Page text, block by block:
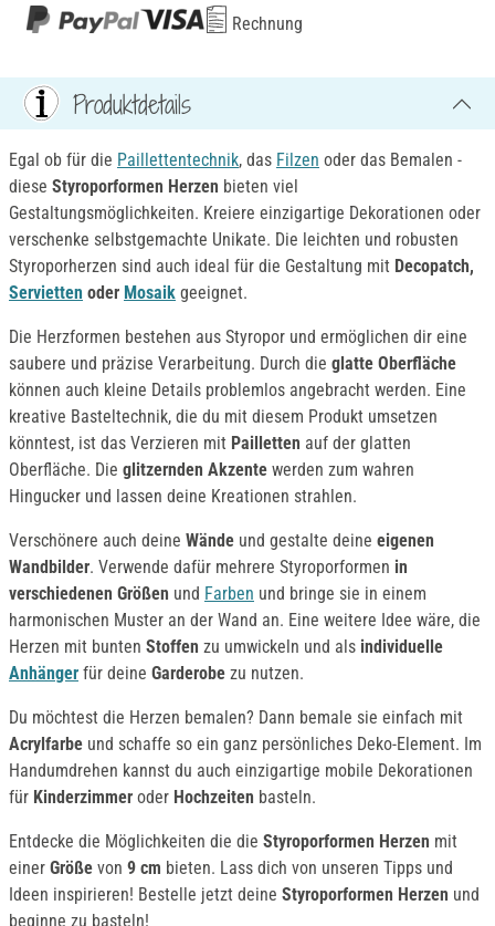
Rechnung
Produktdetails
Egal ob für die Paillettentechnik, das Filzen oder das Bemalen -
diese Styroporformen Herzen bieten viel
Gestaltungsmöglichkeiten. Kreiere einzigartige Dekorationen oder
verschenke selbstgemachte Unikate. Die leichten und robusten
Styroporherzen sind auch ideal für die Gestaltung mit Decopatch,
Servietten oder Mosaik geeignet.
Die Herzformen bestehen aus Styropor und ermöglichen dir eine
saubere und präzise Verarbeitung. Durch die glatte Oberfläche
können auch kleine Details problemlos angebracht werden. Eine
kreative Basteltechnik, die du mit diesem Produkt umsetzen
könntest, ist das Verzieren mit Pailletten auf der glatten
Oberfläche. Die glitzernden Akzente werden zum wahren
Hingucker und lassen deine Kreationen strahlen.
Verschönere auch deine Wände und gestalte deine eigenen
Wandbilder. Verwende dafür mehrere Styroporformen in
verschiedenen Größen und Farben und bringe sie in einem
harmonischen Muster an der Wand an. Eine weitere Idee wäre, die
Herzen mit bunten Stoffen zu umwickeln und als individuelle
Anhänger für deine Garderobe zu nutzen.
Du möchtest die Herzen bemalen? Dann bemale sie einfach mit
Acrylfarbe und schaffe so ein ganz persönliches Deko-Element. Im
Handumdrehen kannst du auch einzigartige mobile Dekorationen
für Kinderzimmer oder Hochzeiten basteln.
Entdecke die Möglichkeiten die die Styroporformen Herzen mit
einer Größe von 9 cm bieten. Lass dich von unseren Tipps und
Ideen inspirieren! Bestelle jetzt deine Styroporformen Herzen und
beginne zu basteln!